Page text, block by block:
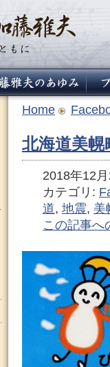
Home
北海道美
2018年12
カテゴリ:
道, 地震, 美
この記事へ